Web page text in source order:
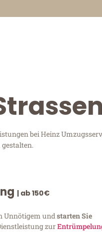
bei Heinz
| ab 150€
Unnötigem undstarten Sie
zur